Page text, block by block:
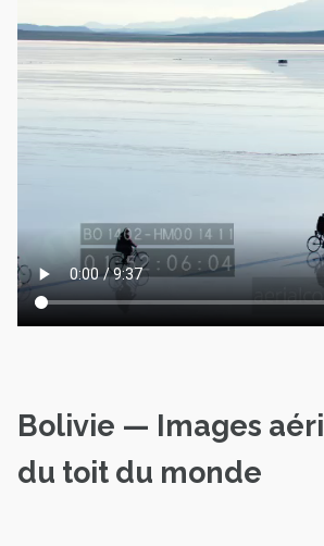
Bolivie — Images
du toit du monde